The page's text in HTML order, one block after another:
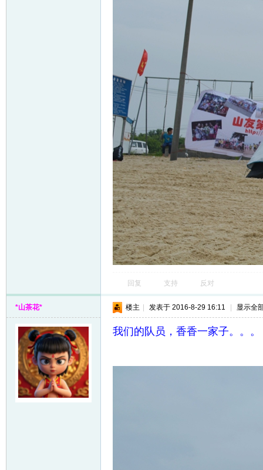
回复 支持 反对
*山茶花* 楼主 发表于 2016-8-29 16:11 显示全
我们的队员，香香一家子。。。